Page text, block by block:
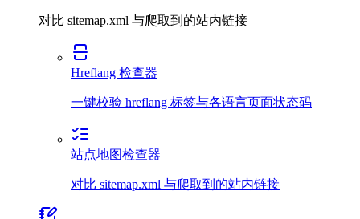
对比 sitemap.xml 与爬取到的站内链接
Hreflang 检查器
一键校验 hreflang 标签与各语言页面状态码
站点地图检查器
对比 sitemap.xml 与爬取到的站内链接